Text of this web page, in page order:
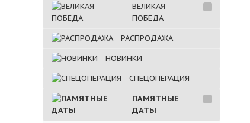
ВЕЛИКАЯ
ПОБЕДА
РАСПРОДАЖА
НОВИНКИ
СПЕЦОПЕРАЦИЯ
ПАМЯТНЫЕ
ДАТЫ